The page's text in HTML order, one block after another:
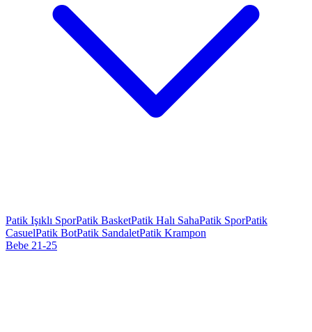
Patik Işıklı SporPatik BasketPatik Halı SahaPatik SporPatik
CasuelPatik BotPatik SandaletPatik Krampon
Bebe 21-25